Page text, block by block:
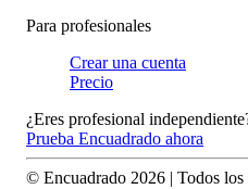
Para profesionales
Crear una cuenta
Precio
¿Eres profesional
Prueba Encuadrado ahora
© Encuadrado 2026 | Todos los